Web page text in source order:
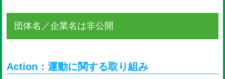
団体名／企業名は非公開
Action：運動に関する取り組み